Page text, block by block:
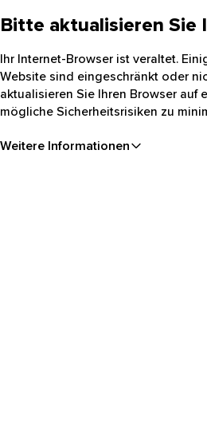
Bitte aktualisieren Sie
Ihr Internet-Browser ist veraltet.
Website sind eingeschränkt oder
aktualisieren Sie Ihren Browser auf
mögliche Sicherheitsrisiken zu
Weitere Informationen